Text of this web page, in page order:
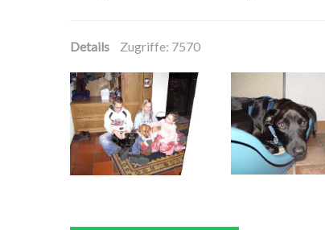
Details Zugriffe: 7570